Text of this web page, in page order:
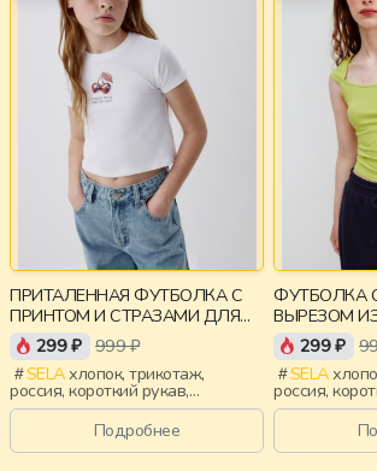
ПРИТАЛЕННАЯ ФУТБОЛКА С
ПРИНТОМ И СТРАЗАМИ ДЛЯ
ДЕВОЧЕК
299 ₽ 999 ₽
SELAхлопок, трикотаж,
россия, короткий рукав,
короткие, приталенные, принт,
вырез, круглый вырез,
эластичные, девочки, дети
Подробнее
ФУТБОЛКА
299 ₽
SELAхлопок, трикотаж,
россия,
короткие,
крылышки,